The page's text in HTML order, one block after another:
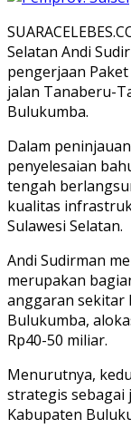
Selatan Andi
pengerjaan
jalan Tanaberu-
Bulukumba.
Dalam
penyelesaian
tengah
kualitas
Sulawesi Selatan.
Andi Sudirman
merupakan
anggaran sekitar
Bulukumba,
Rp40-50 miliar.
Menurutnya,
strategis
Kabupaten